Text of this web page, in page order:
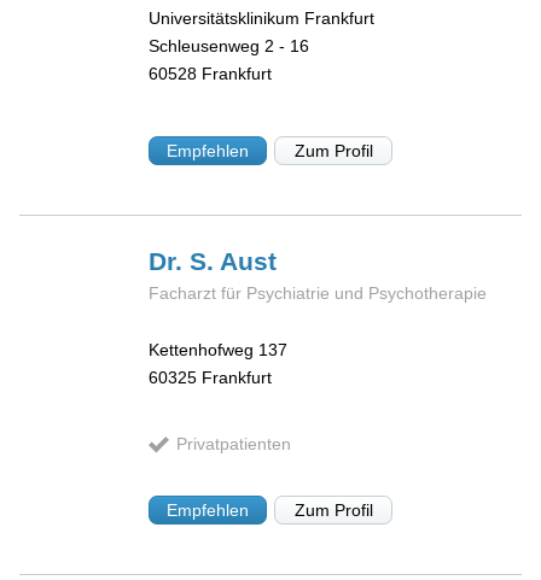
Universitätsklinikum Frankfurt
Schleusenweg 2 - 16
60528 Frankfurt
Empfehlen Zum Profil
Dr. S. Aust
Facharzt für Psychiatrie und Psychotherapie
Kettenhofweg 137
60325 Frankfurt
Privatpatienten
Empfehlen Zum Profil